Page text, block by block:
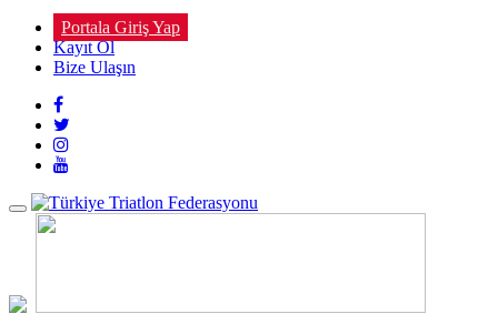
Portala Giriş Yap
Kayıt Ol
Bize Ulaşın
Toggle
navigation